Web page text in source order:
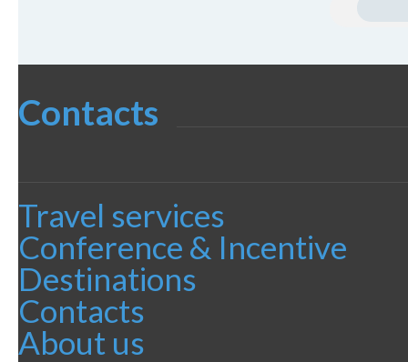
Contacts
Travel services
Conference & Incentive
Destinations
Contacts
About us